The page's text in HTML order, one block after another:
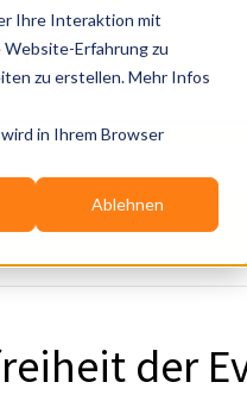
Ihre Interaktion mit
Erfahrung zu
zu erstellen. Mehr Infos
in Ihrem Browser
Ablehnen
der
Services Blog